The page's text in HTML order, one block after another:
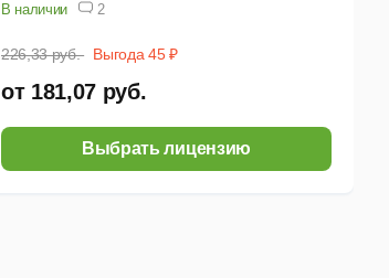
В наличии 2
226,33 руб. Выгода 45 ₽
от 181,07 руб.
Выбрать лицензию